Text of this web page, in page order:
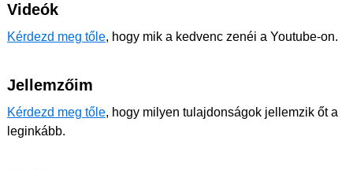
Videók
Kérdezd meg tőle, hogy mik a kedvenc zenéi a Youtube-on.
Jellemzőim
Kérdezd meg tőle, hogy milyen tulajdonságok jellemzik őt a
leginkább.